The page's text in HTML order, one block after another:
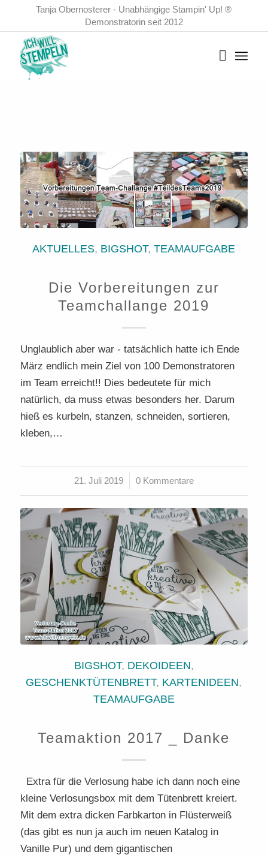
Tanja Obernosterer - Unabhängige Stampin' Up! ®
Demonstratorin seit 2012
AKTUELLES, BIGSHOT,TEAMAUFGABE
Die Vorbereitungen zur
Teamchallange 2019
Unglaublich aber war - tatsächlich hatte ich Ende
März endlich mein Ziel von 100 Demonstratoren
im Team erreicht!! Dies bedeutete für mich
natürlich, da muss etwas besonders her. Darum
hieß es kurbeln, stanzen, schneiden, sortieren,
kleben,…
21. Juli 2019
/ 0 Kommentare
BIGSHOT, DEKOIDEEN,
GESCHENKTÜTENBRETT, KARTENIDEEN,
TEAMAUFGABE
Teamaktion 2017 _ Danke
Extra für die Verlosung habe ich dann noch eine
kleine Verlosungsbox mit dem Tütenbrett kreiert.
Mit dem extra dicken Farbkarton in Flüsterweiß
(das gibt es nun ja auch im neuen Katalog in
Vanille Pur) und dem gigantischen